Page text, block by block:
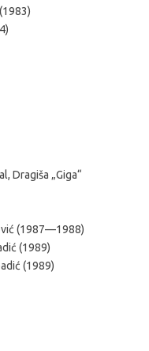
Dragiša „Giga“
(1987—1988)
(1989)
(1989)